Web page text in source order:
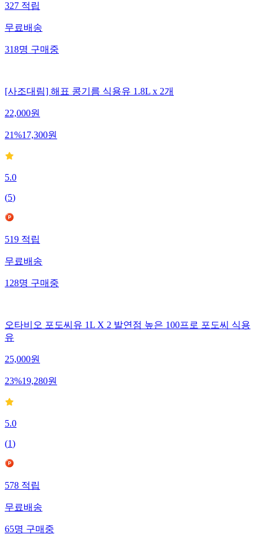
327 적립
무료배송
318명 구매중
[사조대림] 해표 콩기름 식용유 1.8L x 2개
22,000원
21%17,300원
5.0
(5)
519적립
무료배송
128명구매중
오타비오 포도씨유 1L X 2 발연점 높은 100프로 포도씨 식용
유
25,000원
23%19,280원
5.0
(1)
578적립
무료배송
65명구매중